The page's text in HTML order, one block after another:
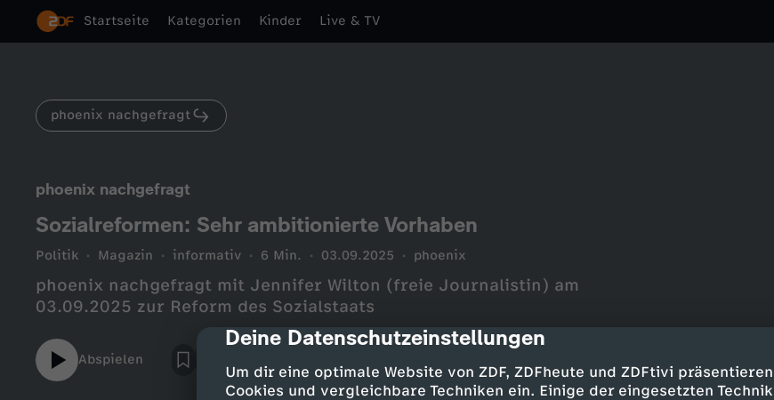
cmp-dialog-description
Deine Datenschutzeinstellungen
Um dir eine optimale Website von ZDF, ZDFheute und ZDFtivi
Cookies und vergleichbare Techniken ein. Einige der eingesetzten
Startseite Kategorien Kinder Live & TV
phoenix nachgefragt
phoenix nachgefragt
Sozialreformen: Sehr ambitionierte Vorhaben
Politik Magazin informativ 6 Min. 03.09.2025 phoenix
phoenix nachgefragt mit Jennifer Wilton (freie Journalistin) am
03.09.2025 zur Reform des Sozialstaats
Abspielen